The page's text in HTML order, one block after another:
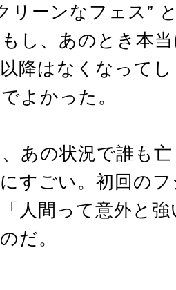
リーンなフェス”
し、あのとき本
降はなくなって
よかった。
あの状況で誰も
すごい。初回の
人間って意外と
だ。